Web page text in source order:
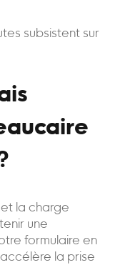
subsistent sur
la charge
une
formulaire en
la prise